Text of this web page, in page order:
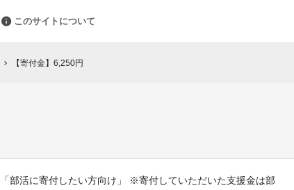
このサイトについて
chevron_right 【寄付金】6,250円
「部活に寄付したい方向け」 ※寄付していただいた支援金は部